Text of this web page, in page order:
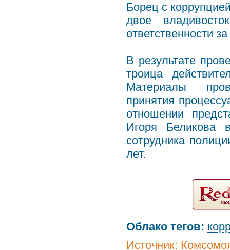
Борец с
двое
ответственности
В результате
троица
Материалы
принятия
отношении
Игоря Беликова
сотрудника
лет.
Облако тегов:
Источник: